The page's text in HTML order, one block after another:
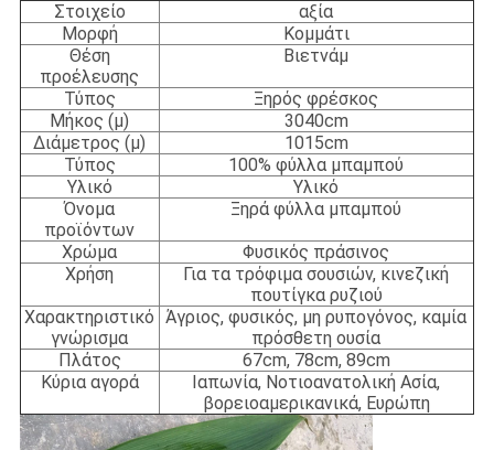
Στοιχείο
αξία
Μορφή
Κομμάτι
Θέση
προέλευσης
Βιετνάμ
Τύπος
Ξηρός φρέσκος
Μήκος (μ)
3040cm
Διάμετρος (μ)
1015cm
Τύπος
100% φύλλα μπαμπού
Υλικό
Υλικό
Όνομα
προϊόντων
Ξηρά φύλλα μπαμπού
Χρώμα
Φυσικός πράσινος
Χρήση
Για τα τρόφιμα σουσιών, κινεζική
πουτίγκα ρυζιού
Χαρακτηριστικό
γνώρισμα
Άγριος, φυσικός, μη ρυπογόνος, καμία
πρόσθετη ουσία
Πλάτος
67cm, 78cm, 89cm
Κύρια αγορά
Ιαπωνία, Νοτιοανατολική Ασία,
βορειοαμερικανικά, Ευρώπη